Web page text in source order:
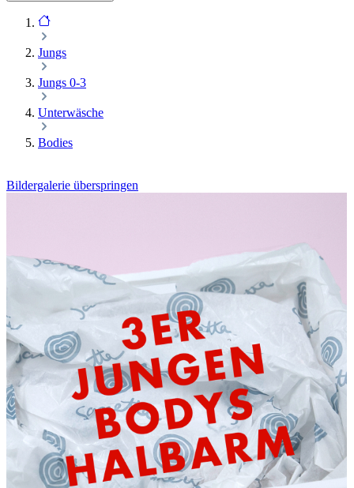
Jungs
Jungs 0-3
Unterwäsche
Bodies
Bildergalerie überspringen